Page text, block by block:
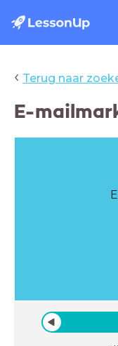
‹ Terug naar
E-